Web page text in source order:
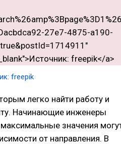
freepik
легко найти работу и
Начинающие инженеры
значения
от направления. В